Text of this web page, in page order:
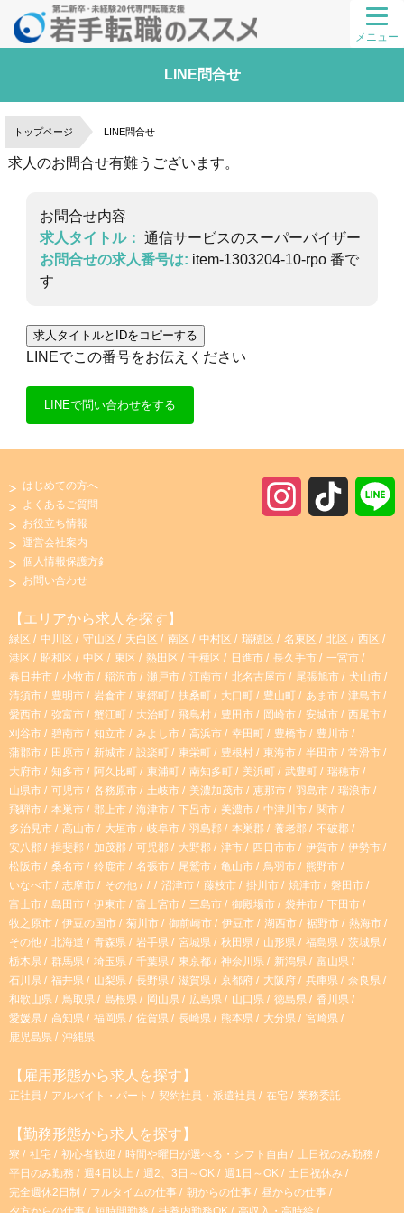
メニュー
LINE問合せ
トップページ LINE問合せ
求人のお問合せ有難うございます。
お問合せ内容
求人タイトル： 通信サービスのスーパーバイザー
お問合せの求人番号は: item-1303204-10-rpo 番で
す
求人タイトルとIDをコピーする
LINEでこの番号をお伝えください
LINEで問い合わせをする
a
g
r
a
m
o
k
はじめての方へ
よくあるご質問
お役立ち情報
運営会社案内
個人情報保護方針
お問い合わせ
【エリアから求人を探す】
緑区 中川区 守山区 天白区 南区 中村区 瑞穂区 名東区 北区
西区
港区
昭和区 中区 東区 熱田区 千種区 日進市 長久手市
一宮市
春日井市
小牧市 稲沢市 瀬戸市 江南市 北名古屋市 尾張旭市
犬山市
清須市
豊明市 岩倉市 東郷町 扶桑町 大口町 豊山町 あま市
津島市
愛西市
弥富市 蟹江町 大治町 飛島村 豊田市 岡崎市 安城市
西尾市
刈谷市
碧南市 知立市 みよし市 高浜市 幸田町 豊橋市
豊川市
蒲郡市
田原市 新城市 設楽町 東栄町 豊根村 東海市 半田市
常滑市
大府市
知多市 阿久比町 東浦町 南知多町 美浜町 武豊町
瑞穂市
山県市
可児市 各務原市 土岐市 美濃加茂市 恵那市 羽島市
瑞浪市
飛騨市
本巣市 郡上市 海津市 下呂市 美濃市 中津川市
関市
多治見市
高山市 大垣市 岐阜市 羽島郡 本巣郡 養老郡
不破郡
安八郡
揖斐郡 加茂郡 可児郡 大野郡 津市 四日市市 伊賀市
伊勢市
松阪市
桑名市 鈴鹿市 名張市 尾鷲市 亀山市 鳥羽市
熊野市
いなべ市
志摩市 その他 沼津市 藤枝市 掛川市 焼津市
磐田市
富士市
島田市 伊東市 富士宮市 三島市 御殿場市 袋井市
下田市
牧之原市
伊豆の国市 菊川市 御前崎市 伊豆市 湖西市 裾野市
熱海市
その他
北海道 青森県 岩手県 宮城県 秋田県 山形県 福島県
茨城県
栃木県
群馬県 埼玉県 千葉県 東京都 神奈川県 新潟県
富山県
石川県
福井県 山梨県 長野県 滋賀県 京都府 大阪府 兵庫県
奈良県
和歌山県
鳥取県 島根県 岡山県 広島県 山口県 徳島県
香川県
愛媛県
高知県 福岡県 佐賀県 長崎県 熊本県 大分県
宮崎県
鹿児島県
沖縄県
【雇用形態から求人を探す】
正社員 アルバイト・パート 契約社員・派遣社員 在宅 業務委託
【勤務形態から求人を探す】
寮 社宅 初心者歓迎 時間や曜日が選べる・シフト自由
土日祝のみ勤務
平日のみ勤務
週4日以上 週2、3日～OK 週1日～OK
土日祝休み
完全週休2日制
フルタイムの仕事 朝からの仕事
昼からの仕事